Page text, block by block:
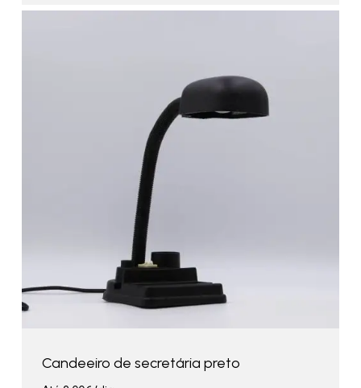
Candeeiro de secretária preto